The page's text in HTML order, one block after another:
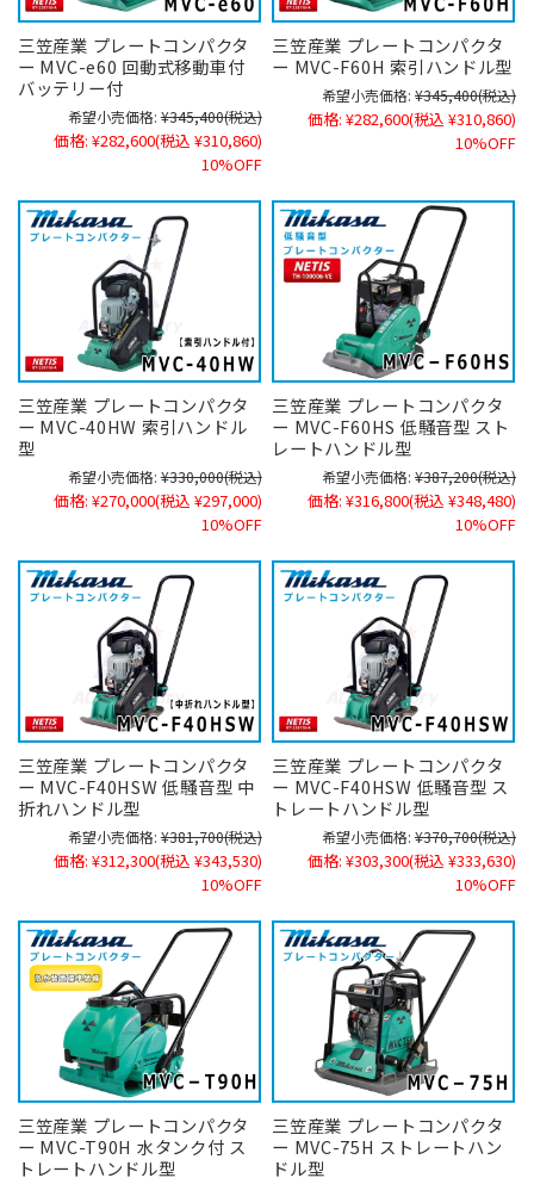
三笠産業 プレートコンパクタ
ー MVC-e60 回動式移動車付
バッテリー付
希望小売価格: ¥345,400(税込)
価格: ¥282,600(税込 ¥310,860)
10%OFF
三笠産業 プレートコンパクタ
ー MVC-F60H 索引ハンドル型
希望小売価格: ¥345,400(税込)
価格: ¥282,600(税込 ¥310,860)
10%OFF
三笠産業 プレートコンパクタ
ー MVC-40HW 索引ハンドル
型
希望小売価格: ¥330,000(税込)
価格: ¥270,000(税込 ¥297,000)
10%OFF
三笠産業 プレートコンパクタ
ー MVC-F60HS 低騒音型 スト
レートハンドル型
希望小売価格: ¥387,200(税込)
価格: ¥316,800(税込 ¥348,480)
10%OFF
三笠産業 プレートコンパクタ
ー MVC-F40HSW 低騒音型 中
折れハンドル型
希望小売価格: ¥381,700(税込)
価格: ¥312,300(税込 ¥343,530)
10%OFF
三笠産業 プレートコンパクタ
ー MVC-F40HSW 低騒音型 ス
トレートハンドル型
希望小売価格: ¥370,700(税込)
価格: ¥303,300(税込 ¥333,630)
10%OFF
三笠産業 プレートコンパクタ
ー MVC-T90H 水タンク付 ス
トレートハンドル型
三笠産業 プレートコンパクタ
ー MVC-75H ストレートハン
ドル型